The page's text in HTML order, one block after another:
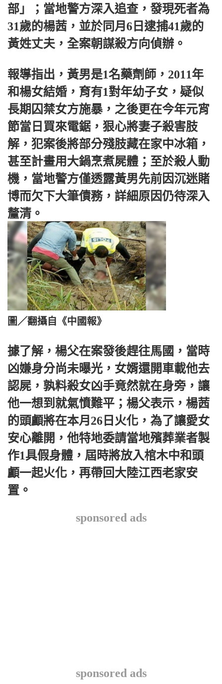
部」；當地警方深入追查，發現死者為
31歲的楊茜，並於同月6日逮捕41歲的
黃姓丈夫，全案朝謀殺方向偵辦。
報導指出，黃男是1名藥劑師，2011年
和楊女結婚，育有1對年幼子女，疑似
長期囚禁女方施暴，之後更在今年元宵
節當日買來電鋸，狠心將妻子殺害肢
解，犯案後將部分殘肢藏在家中冰箱，
甚至計畫用大鍋烹煮屍體；至於殺人動
機，當地警方僅透露黃男先前因沉迷賭
博而欠下大筆債務，詳細原因仍待深入
釐清。
圖／翻攝自《中國報》
據了解，楊父在案發後趕往馬國，當時
凶嫌身分尚未曝光，女婿還開車載他去
認屍，孰料殺女凶手竟然就在身旁，讓
他一想到就氣憤難平；楊父表示，楊茜
的頭顱將在本月26日火化，為了讓愛女
安心離開，他特地委請當地殯葬業者製
作1具假身體，屆時將放入棺木中和頭
顱一起火化，再帶回大陸江西老家安
置。
sponsored ads
sponsored ads